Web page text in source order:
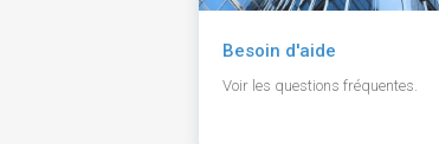
Besoin d'aide
Voir les questions fréquentes.